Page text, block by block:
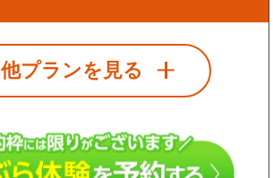
他プランを見る